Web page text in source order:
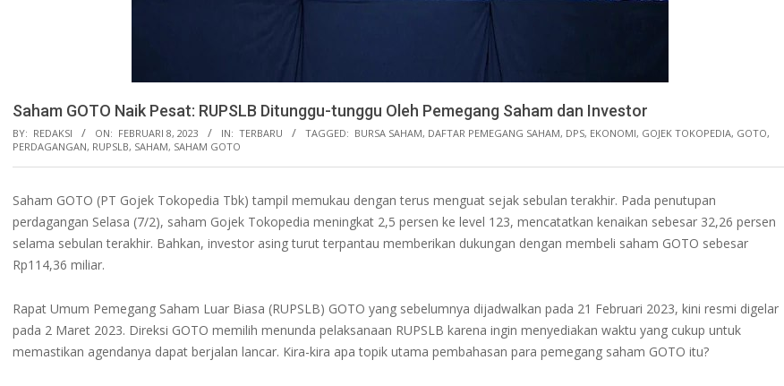
Saham GOTO Naik Pesat: RUPSLB Ditunggu-tunggu Oleh Pemegang Saham dan Investor
BY: REDAKSI ON: FEBRUARI 8, 2023 IN: TERBARU TAGGED: BURSA SAHAM, DAFTAR PEMEGANG SAHAM, DPS, EKONOMI, GOJEK TOKOPEDIA, GOTO,
PERDAGANGAN, RUPSLB, SAHAM, SAHAM GOTO
Saham GOTO (PT Gojek Tokopedia Tbk) tampil memukau dengan terus menguat sejak sebulan terakhir. Pada penutupan
perdagangan Selasa (7/2), saham Gojek Tokopedia meningkat 2,5 persen ke level 123, mencatatkan kenaikan sebesar 32,26 persen
selama sebulan terakhir. Bahkan, investor asing turut terpantau memberikan dukungan dengan membeli saham GOTO sebesar
Rp114,36 miliar.
Rapat Umum Pemegang Saham Luar Biasa (RUPSLB) GOTO yang sebelumnya dijadwalkan pada 21 Februari 2023, kini resmi digelar
pada 2 Maret 2023. Direksi GOTO memilih menunda pelaksanaan RUPSLB karena ingin menyediakan waktu yang cukup untuk
memastikan agendanya dapat berjalan lancar. Kira-kira apa topik utama pembahasan para pemegang saham GOTO itu?